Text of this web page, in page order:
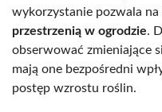
wykorzystanie pozwala na
przestrzenią w ogrodzie.
obserwować zmieniające
mają one bezpośredni
postęp wzrostu roślin.